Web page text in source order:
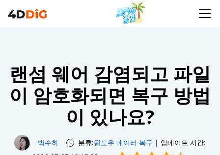
랜섬 웨어 감염되고 파일
이 암호화되면 복구 방법
이 있나요?
박수하 분류:윈도우 데이터 복구 | 업데이트 시간: